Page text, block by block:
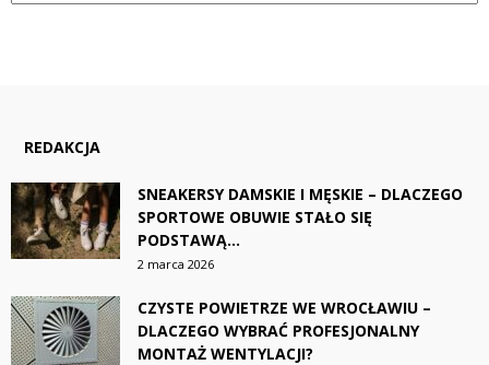
REDAKCJA
SNEAKERSY DAMSKIE I MĘSKIE – DLACZEGO
SPORTOWE OBUWIE STAŁO SIĘ
PODSTAWĄ...
2 marca 2026
CZYSTE POWIETRZE WE WROCŁAWIU –
DLACZEGO WYBRAĆ PROFESJONALNY
MONTAŻ WENTYLACJI?